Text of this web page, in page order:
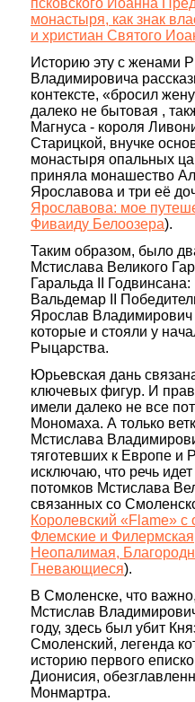
псковского Иоанна
монастыря, как знак
и христиан Святого
Историю эту с женами
Владимировича
контексте, «бросил
далеко не бытовая ,
Магнуса - короля
Старицкой, внучке
монастыря опальных
приняла монашество
Ярославова и три её
Ярославова: мое
Фиваиду Белоозера).
Таким образом, было
Мстислава Великого
Гаральда II
Вальдемар II
Ярослав
которые и стояли у
Рыцарства.
Юрьевская дань
ключевых фигур. И
имели далеко не все
Мономаха. А только
Мстислава
тяготевших к Европе и
исключаю, что речь
потомков Мстислава
связанных со
Королевский «Flame» с
Флемские и
Неопалимая,
Гневающиеся).
В Смоленске, что
Мстислав
году, здесь был убит
Смоленский, легенда
историю первого
Дионисия,
Монмартра.